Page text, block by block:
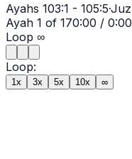
Ayahs 103:1 - 105:5·Juz
Ayah 1 of 170:00 / 0:00
Loop ∞
Loop:
1x 3x 5x 10x ∞